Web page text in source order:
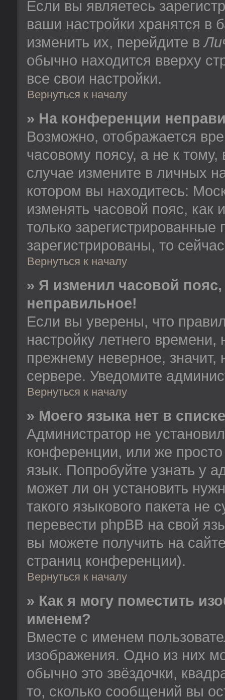
Если вы являетесь
ваши настройки хранятся
изменить их, перейдите в
обычно находится вверху
все свои настройки.
Вернуться к началу
» На конференции
Возможно, отображается
часовому поясу, а не к
случае измените в личных
котором вы находитесь:
изменять часовой пояс, как
только
зарегистрированы, то
Вернуться к началу
» Я изменил часовой
неправильное!
Если вы уверены, что
настройку летнего
прежнему неверное,
сервере. Уведомите
Вернуться к началу
» Моего языка нет в
Администратор не
конференции, или же
язык. Попробуйте узнать у
может ли он установить
такого языкового пакета не
перевести phpBB на свой
вы можете получить на
страниц конференции).
Вернуться к началу
» Как я могу поместить
именем?
Вместе с именем
изображения. Одно из них
обычно это звёздочки,
то, сколько сообщений вы